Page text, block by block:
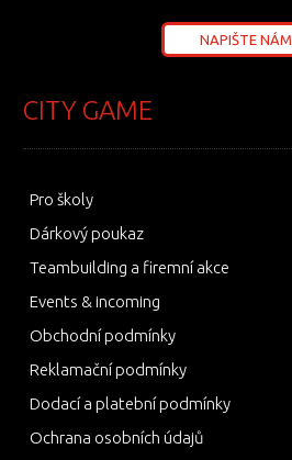
NAPIŠTE NÁM
CITY GAME
Pro školy
Dárkový poukaz
Teambuilding a firemní akce
Events & incoming
Obchodní podmínky
Reklamační podmínky
Dodací a platební podmínky
Ochrana osobních údajů